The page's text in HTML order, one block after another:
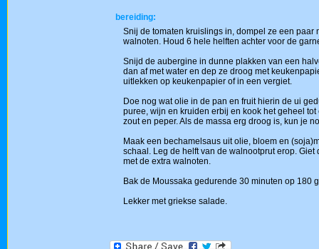
bereiding:
Snij de tomaten kruislings in, dompel ze een
walnoten. Houd 6 hele helften achter voor de
Snijd de aubergine in dunne plakken van een
dan af met water en dep ze droog met
uitlekken op keukenpapier of in een vergiet.
Doe nog wat olie in de pan en fruit hierin de ui
puree, wijn en kruiden erbij en kook het geheel
zout en peper. Als de massa erg droog is, kun je
Maak een bechamelsaus uit olie, bloem en
schaal. Leg de helft van de walnootprut erop.
met de extra walnoten.
Bak de Moussaka gedurende 30 minuten op 180
Lekker met griekse salade.